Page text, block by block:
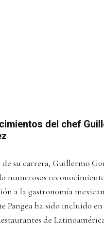
del chef
su carrera, Guillermo
numerosos
a la gastronomía
Pangea ha sido incluido en
de